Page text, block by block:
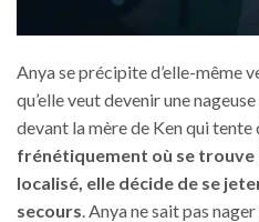
Anya se précipite d’elle-même
qu’elle veut devenir une
devant la mère de Ken qui tente
frénétiquement où se trouve
localisé, elle décide de se
secours . Anya ne sait pas